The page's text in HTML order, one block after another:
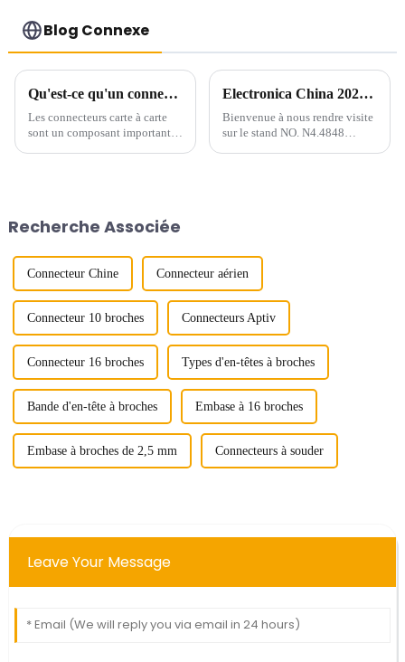
Blog Connexe
Qu'est-ce qu'un connecteur carte à carte ?
Les connecteurs carte à carte
sont un composant important
connecteurs carte à carte sont
Electronica China 2024 : visitez-nous du 8 au 10 juillet !
Bienvenue à nous rendre visite
sur le stand NO. N4.4848
Recherche Associée
Connecteur Chine Connecteur aérien
Connecteur 10 broches Connecteurs Aptiv
Connecteur 16 broches Types d'en-têtes à broches
Bande d'en-tête à broches Embase à 16 broches
Embase à broches de 2,5 mm Connecteurs à souder
Leave Your Message